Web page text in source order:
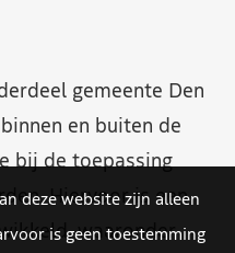
gemeente Den
en buiten de
bij de toepassing
Hiervoor is een
waaronder
deze website zijn alleen
is geen toestemming